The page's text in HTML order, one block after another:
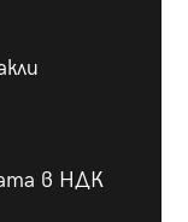
в НДК